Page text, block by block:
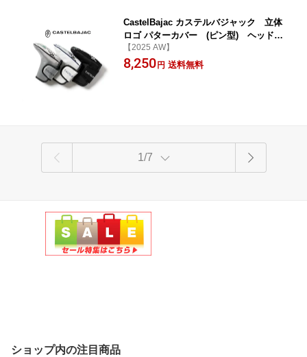
CastelBajac カステルバジャック 立体
ロゴ パターカバー (ピン型) ヘッドカ
バー【723-5399-310】
【2025 AW】
8,250 円 送料無料
1/7
ショップ内の注目商品